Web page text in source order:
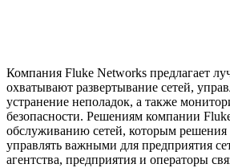
Компания Fluke Networks предлагает
охватывают развертывание сетей,
устранение неполадок, а также
безопасности. Решениям компании
обслуживанию сетей, которым
управлять важными для предприятия
агентства, предприятия и операторы